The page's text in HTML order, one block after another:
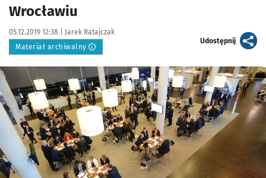
Wrocławiu
Data publikacji:
05.12.2019 12:38 | Autor:
Jarek Ratajczak
Materiał archiwalny
Udostępnijartykuł
Kliknij, aby powiększyć